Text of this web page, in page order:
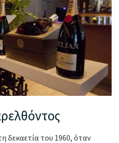
δεκαετία του 1960, όταν